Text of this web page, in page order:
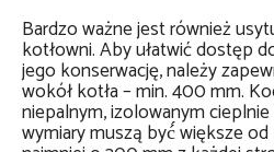
Bardzo ważne jest również
kotłowni. Aby ułatwić dostęp
jego konserwację, należy
wokół kotła – min. 400 mm.
niepalnym, izolowanym
wymiary muszą być́ większe